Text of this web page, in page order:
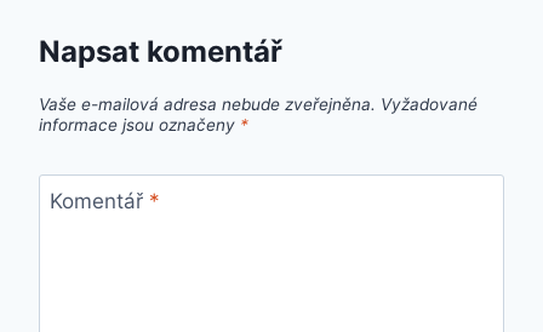
Napsat komentář
Vaše e-mailová adresa nebude zveřejněna. Vyžadované
informace jsou označeny *
Komentář *